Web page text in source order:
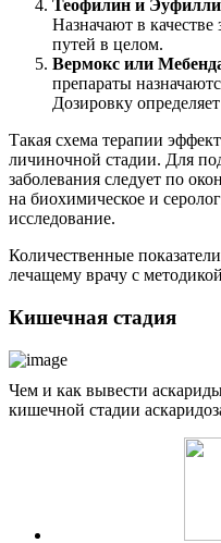
Теофилин и
Назначают в
путей в целом.
Вермокс или
препараты
Дозировку
Такая схема терапии
личиночной стадии. Для
заболевания следует по
на биохимическое и
исследование.
Количественные
лечащему врачу с
Кишечная стадия
Чем и как вывести
кишечной стадии